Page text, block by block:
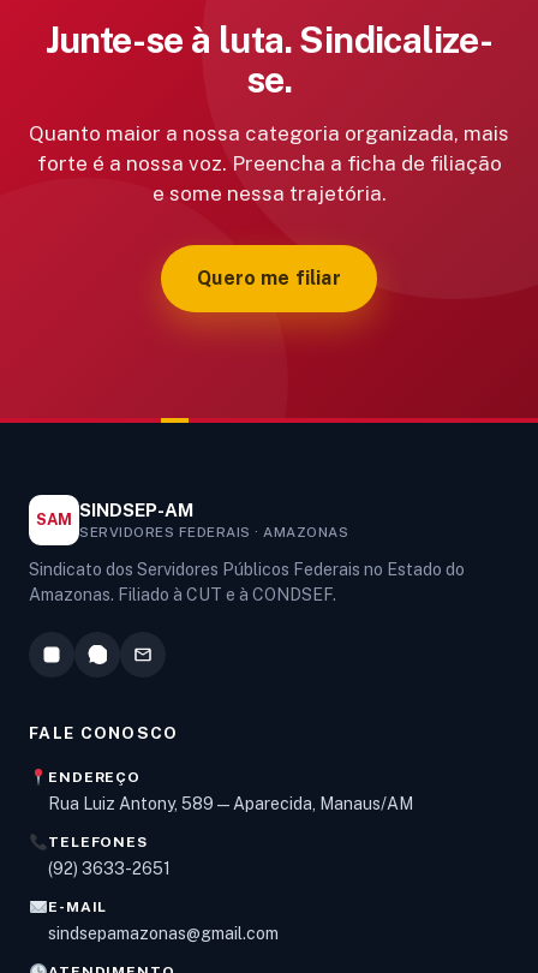
Junte-se à luta. Sindicalize-
se.
Quanto maior a nossa categoria organizada, mais
forte é a nossa voz. Preencha a ficha de filiação
e some nessa trajetória.
Quero me filiar
SAM SINDSEP-AM
SERVIDORES FEDERAIS · AMAZONAS
Sindicato dos Servidores Públicos Federais no Estado do
Amazonas. Filiado à CUT e à CONDSEF.
FALE CONOSCO
ENDEREÇO
Rua Luiz Antony, 589 — Aparecida, Manaus/AM
TELEFONES
(92) 3633-2651
E-MAIL
sindsepamazonas@gmail.com
Olá! Digite um assunto e vou buscar em nossas